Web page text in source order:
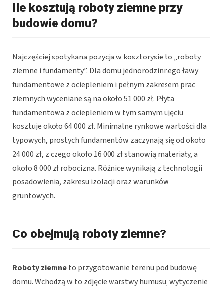
Ile kosztują roboty ziemne przy
budowie domu?
Najczęściej spotykana pozycja w kosztorysie to „roboty
ziemne i fundamenty”. Dla domu jednorodzinnego ławy
fundamentowe z ociepleniem i pełnym zakresem prac
ziemnych wyceniane są na około 51 000 zł. Płyta
fundamentowa z ociepleniem w tym samym ujęciu
kosztuje około 64 000 zł. Minimalne rynkowe wartości dla
typowych, prostych fundamentów zaczynają się od około
24 000 zł, z czego około 16 000 zł stanowią materiały, a
około 8 000 zł robocizna. Różnice wynikają z technologii
posadowienia, zakresu izolacji oraz warunków
gruntowych.
Co obejmują roboty ziemne?
Roboty ziemneto przygotowanie terenu pod budowę
domu. Wchodzą w to zdjęcie warstwy humusu, wytyczenie